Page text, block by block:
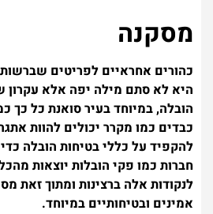
מסקנה
כהורים אחראיים לפריטים
היא לא סתם מילה יפה אלא עקרון
הובלה, במיוחד בעיר סואנת כל כך
כבדים כמו מקרר יכולים להוות
להקפיד על כללי בטיחות הובלה
חברות כמו פקי הובלות יוצאות
לנקודות אלה ברצינות ומתוך זאת
אמינים ובטיחותיים במיוחד.